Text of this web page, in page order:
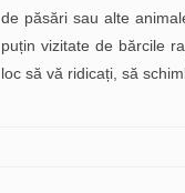
de păsări sau alte
puțin vizitate de bărcile
loc să vă ridicați, să